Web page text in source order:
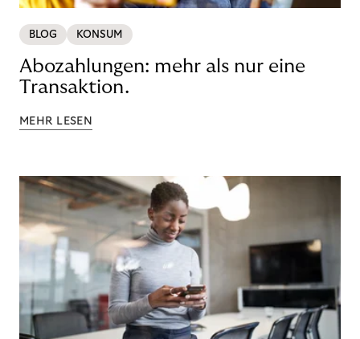
BLOG KONSUM
Abozahlungen: mehr als nur eine
Transaktion.
MEHR LESEN